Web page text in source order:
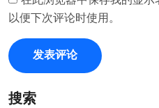
以便下次评论时使用。
搜索